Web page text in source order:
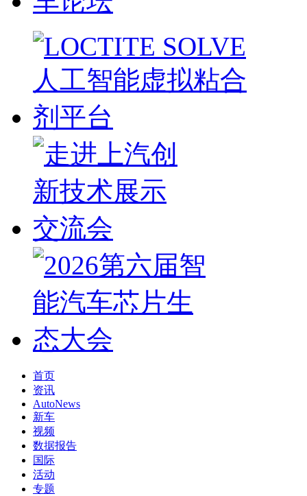
首页
资讯
AutoNews
新车
视频
数据报告
国际
活动
专题